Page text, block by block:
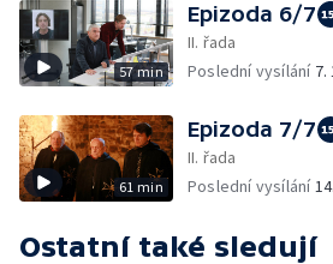
57 min
Epizoda 6/7
II. řada
Poslední vysílání 7.
61 min
Epizoda 7/7
II. řada
Poslední vysílání
Ostatní také sledují